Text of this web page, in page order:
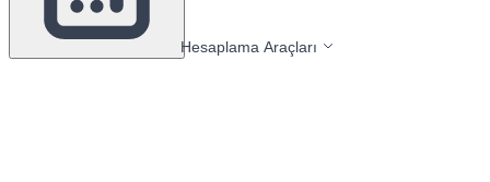
Hesaplama Araçları